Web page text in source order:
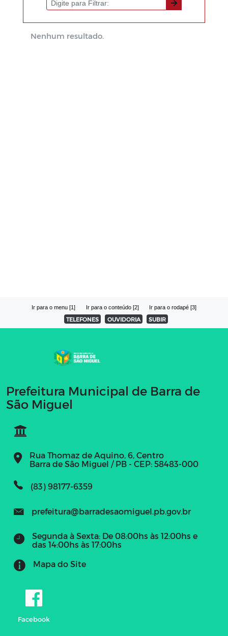
Nenhum resultado.
Ir para o menu [1] Ir para o conteúdo [2] Ir para o rodapé [3]
TELEFONES OUVIDORIA SUBIR
Prefeitura Municipal de Barra de
São Miguel
Rua Thomaz de Aquino, 6, Centro
Barra de São Miguel / PB - CEP: 58483-000
(83) 98177-6359
prefeitura@barradesaomiguel.pb.gov.br
Segunda à Sexta: De 08:00hs às 12:00hs e
das 14:00hs às 17:00hs
Mapa do Site
Facebook